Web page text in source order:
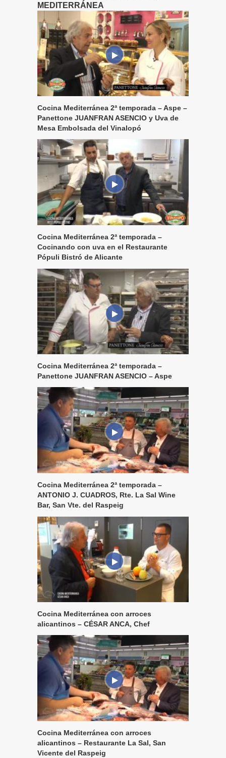
MEDITERRÁNEA
Cocina Mediterránea 2ª temporada – Aspe –
Panettone JUANFRAN ASENCIO y Uva de
Mesa Embolsada del Vinalopó
Cocina Mediterránea 2ª temporada –
Cocinando con uva en el Restaurante
Pópuli Bistró de Alicante
Cocina Mediterránea 2ª temporada –
Panettone JUANFRAN ASENCIO – Aspe
Cocina Mediterránea 2ª temporada –
ANTONIO J. CUADROS, Rte. La Sal Wine
Bar, San Vte. del Raspeig
Cocina Mediterránea con arroces
alicantinos – CÉSAR ANCA, Chef
Cocina Mediterránea con arroces
alicantinos – Restaurante La Sal, San
Vicente del Raspeig